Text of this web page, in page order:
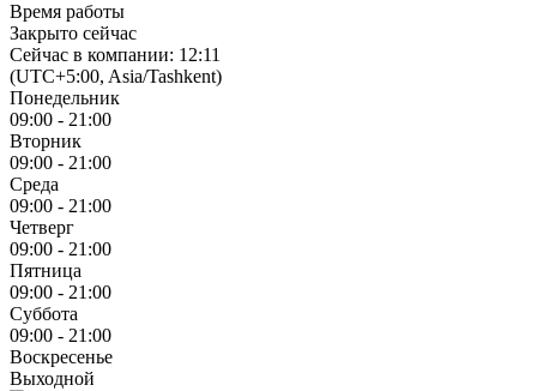
Время работы
Закрыто сейчас
Сейчас в компании: 12:11
(UTC+5:00, Asia/Tashkent)
Понедельник
09:00 - 21:00
Вторник
09:00 - 21:00
Среда
09:00 - 21:00
Четверг
09:00 - 21:00
Пятница
09:00 - 21:00
Суббота
09:00 - 21:00
Воскресенье
Выходной